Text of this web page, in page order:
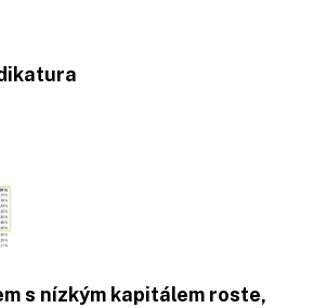
s nízkým kapitálem roste,